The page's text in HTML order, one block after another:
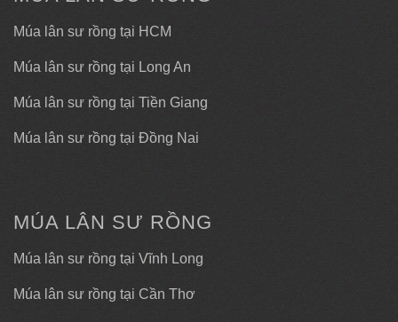
Múa lân sư rồng tại HCM
Múa lân sư rồng tại Long An
Múa lân sư rồng tại Tiền Giang
Múa lân sư rồng tại Đồng Nai
MÚA LÂN SƯ RỒNG
Múa lân sư rồng tại Vĩnh Long
Múa lân sư rồng tại Cần Thơ